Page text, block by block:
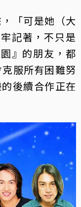
「可是她（大
記著，不只是
』的朋友，都
服所有困難努
後續合作正在